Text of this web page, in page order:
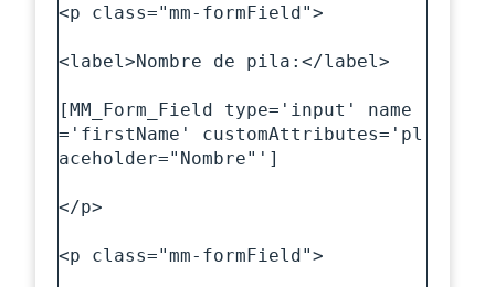
<p class="mm-formField">
<label>Nombre de pila:</label>
[MM_Form_Field type='input' name
='firstName' customAttributes='pl
aceholder="Nombre"']
</p>
<p class="mm-formField">